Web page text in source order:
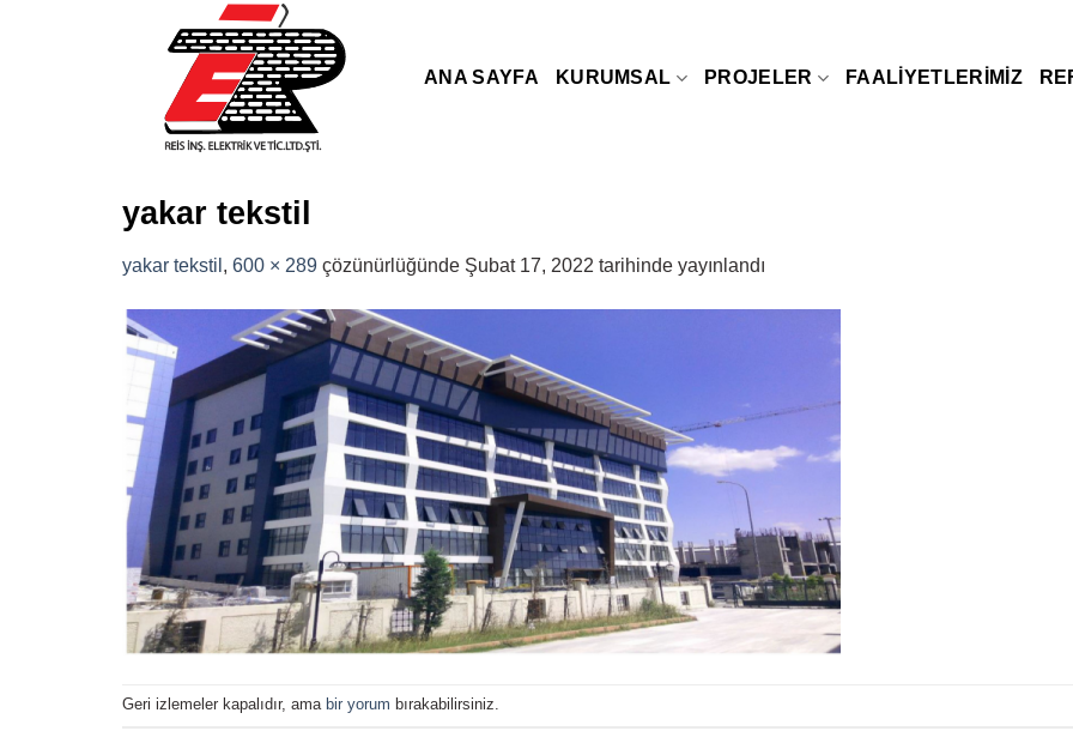
ANA SAYFA KURUMSAL PROJELER FAALIYETLERIMIZ
yakar tekstil
yakar tekstil , 600 × 289 çözünürlüğünde Şubat 17, 2022 tarihinde yayınlandı
Geri izlemeler kapalıdır, ama bir yorum bırakabilirsiniz.